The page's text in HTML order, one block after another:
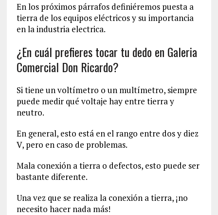
En los próximos párrafos definiéremos puesta a
tierra de los equipos eléctricos y su importancia
en la industria electrica.
¿En cuál prefieres tocar tu dedo en Galeria
Comercial Don Ricardo?
Si tiene un voltímetro o un multímetro, siempre
puede medir qué voltaje hay entre tierra y
neutro.
En general, esto está en el rango entre dos y diez
V, pero en caso de problemas.
Mala conexión a tierra o defectos, esto puede ser
bastante diferente.
Una vez que se realiza la conexión a tierra, ¡no
necesito hacer nada más!